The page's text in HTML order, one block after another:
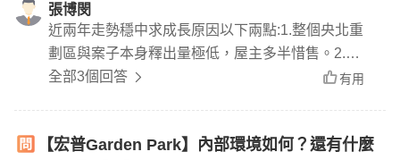
張博閔
近兩年走勢穩中求成長原因以下兩點:1.整個央北重
劃區與案子本身釋出量極低，屋主多半惜售。2.地
點緊鄰十四張重劃區與聯開案,環河快速道路交通便
全部3個回答 有用
【宏普Garden Park】內部環境如何？還有什麼